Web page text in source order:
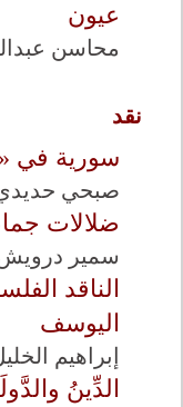
عيون
محاسن
نقد
سورية في
صبحي
ضلالات
سمير
الناقد
اليوسف
إبراهيم
الدِّينُ